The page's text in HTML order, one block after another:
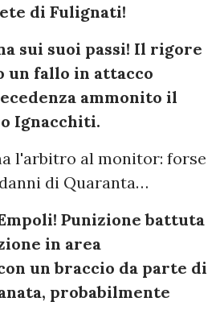
di Fulignati!
sui suoi passi! Il rigore
un fallo in attacco
ammonito il
Ignacchiti.
l'arbitro al monitor: forse
di Quaranta…
Punizione battuta
in area
un braccio da parte di
probabilmente